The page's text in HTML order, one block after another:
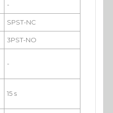
-
SPST-NC
3PST-NO
-
15 s